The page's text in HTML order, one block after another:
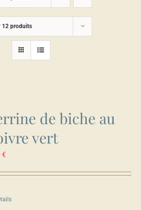
12 produits
de biche au
vert
€